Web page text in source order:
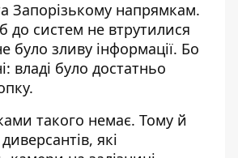
Запорізькому напрямкам.
до систем не втрутилися
було зливу інформації. Бо
владі було достатньо
такого немає. Тому й
які